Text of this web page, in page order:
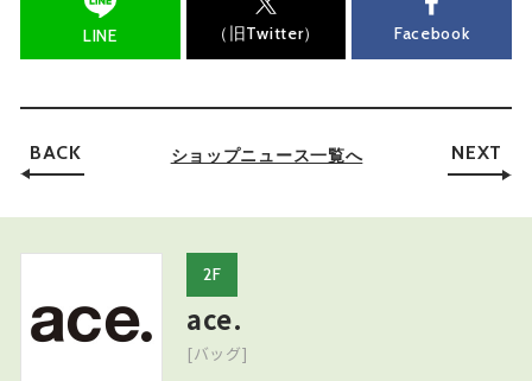
LINE （旧Twitter） Facebook
BACK ショップニュース一覧へ NEXT
2F
ace.
[バッグ]